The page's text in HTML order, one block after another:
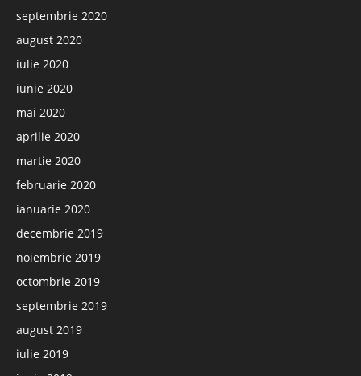
septembrie 2020
august 2020
iulie 2020
iunie 2020
mai 2020
aprilie 2020
martie 2020
februarie 2020
ianuarie 2020
decembrie 2019
noiembrie 2019
octombrie 2019
septembrie 2019
august 2019
iulie 2019